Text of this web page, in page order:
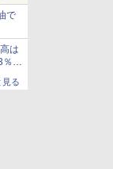
で
は
％減
収
見る